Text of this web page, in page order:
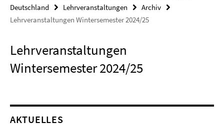
Deutschland
Lehrveranstaltungen
Archiv
Lehrveranstaltungen Wintersemester 2024/25
Lehrveranstaltungen
Wintersemester 2024/25
AKTUELLES